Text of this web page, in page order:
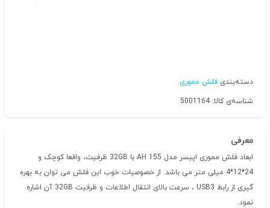
دسته‌بندی فلش مموری
شناسه‌ی کالا: 5001164
معرفی
ابعاد فلش مموری اپیسر مدل AH 155 با 32GB ظرفیت، واقعا کوچک و
24*12*4 میلی متر می باشد. از خصوصیات خوب این فلش می توان به بهره
گیری از رابط USB3 ، سرعت بالای انتقال اطلاعات و ظرفیت 32GB آن اشاره
نمود.